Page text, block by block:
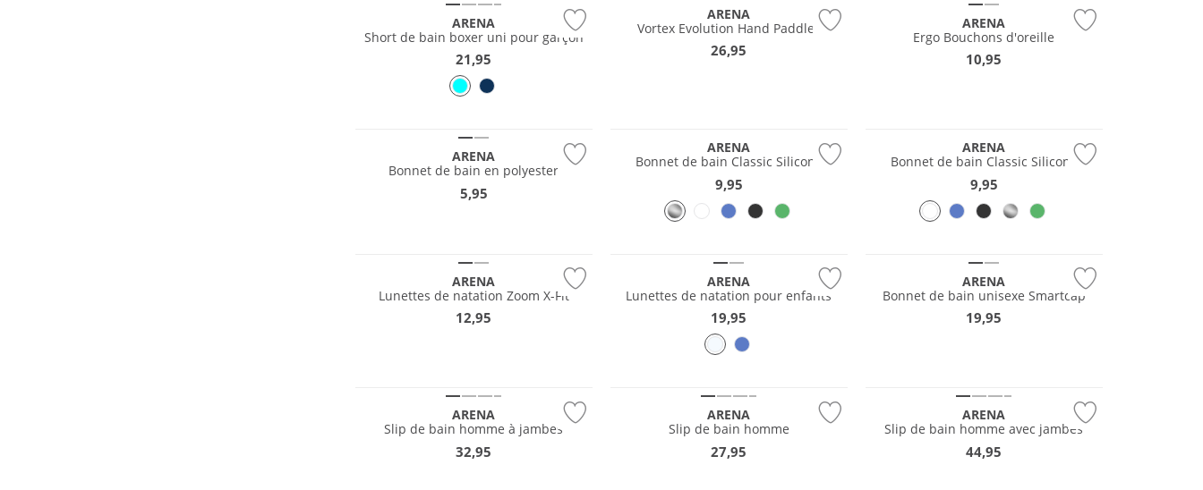
ARENA
Short de bain boxer uni pour garçon
21,95
ARENA
Vortex Evolution Hand Paddles
26,95
ARENA
Ergo Bouchons d'oreille
10,95
ARENA
Bonnet de bain en polyester
5,95
ARENA
Bonnet de bain Classic Silicone
9,95
ARENA
Bonnet de bain Classic Silicone
9,95
ARENA
Lunettes de natation Zoom X-Fit
12,95
ARENA
Lunettes de natation pour enfants
19,95
ARENA
Bonnet de bain unisexe Smartcap
19,95
ARENA
Slip de bain homme à jambes
32,95
ARENA
Slip de bain homme
27,95
ARENA
Slip de bain homme avec jambes
44,95